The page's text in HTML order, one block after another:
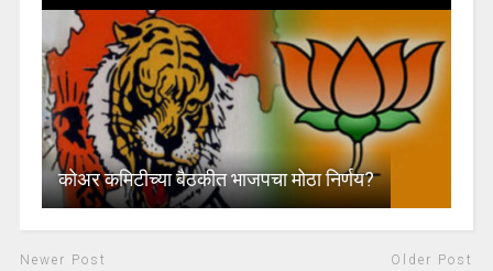
कोअर कमिटीच्या बैठकीत भाजपचा मोठा निर्णय?
Newer Post Older Post